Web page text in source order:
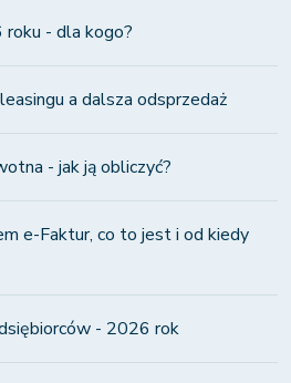
- dla kogo?
a dalsza odsprzedaż
- jak ją obliczyć?
e-Faktur, co to jest i od kiedy
- 2026 rok